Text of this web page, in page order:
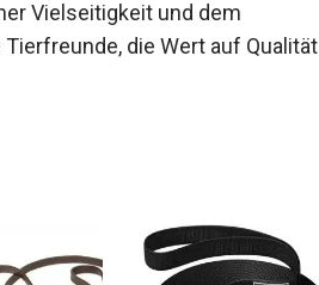
Vielseitigkeit und dem
die Wert auf Qualität